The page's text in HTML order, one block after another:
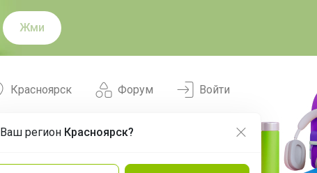
Жми
Форум
Красноярск
Ваш регион Красноярск?
Войти